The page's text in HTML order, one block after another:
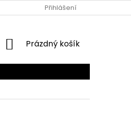
DOPRAVA A PLATBA
Přihlášení
NÁKUPNÍ
Prázdný košík